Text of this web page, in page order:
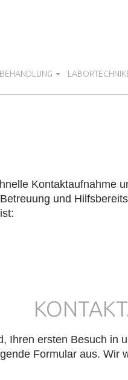
Kontaktaufnahme
und
Ihren ersten Besuch in
Formular aus. Wir